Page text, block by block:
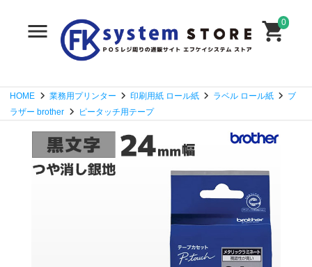
0
HOME 業務用プリンター 印刷用紙 ロール紙 ラベル ロール紙
ブ
ラザー brother
ピータッチ用テープ